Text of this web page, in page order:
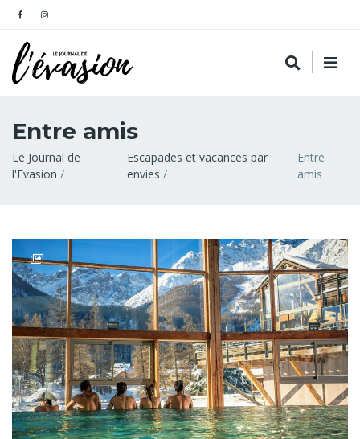
Entre amis
Fil
d'Ariane
Le Journal de
l'Evasion
Escapades et vacances par
envies
Entre
amis